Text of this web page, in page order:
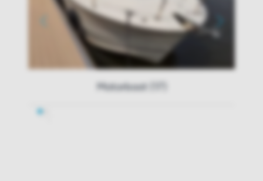
Motorboot (17)